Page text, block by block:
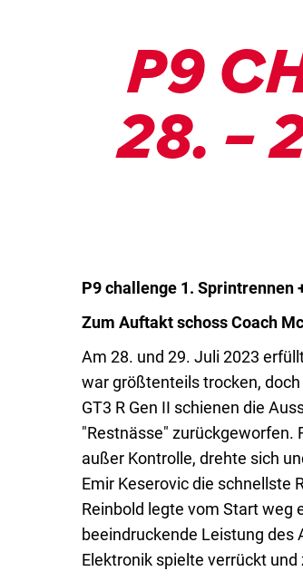
P9
28. –
P9 challenge 1. Sprintrennen
Zum Auftakt schoss Coach
Am 28. und 29. Juli 2023
war größtenteils trocken,
GT3 R Gen II schienen die
"Restnässe" zurückgeworfen.
außer Kontrolle, drehte sich
Emir Keserovic die schnellste
Reinbold legte vom Start weg
beeindruckende Leistung des
Elektronik spielte verrückt